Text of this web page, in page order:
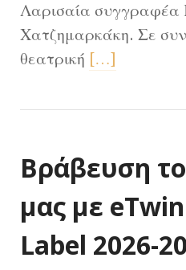
Λαρισαία συγγραφέα
Χατζημαρκάκη. Σε
θεατρική […]
Βράβευση
μας με
Label 2026-